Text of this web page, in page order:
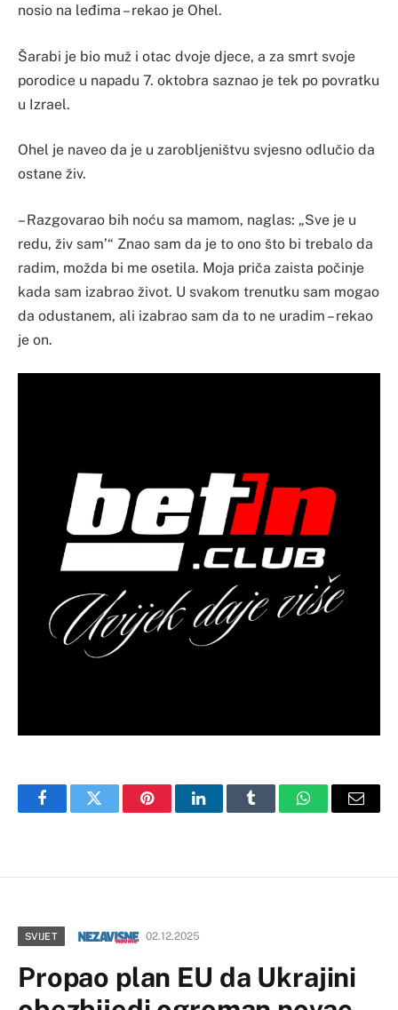
nosio na leđima – rekao je Ohel.
Šarabi je bio muž i otac dvoje djece, a za smrt svoje
porodice u napadu 7. oktobra saznao je tek po povratku
u Izrael.
Ohel je naveo da je u zarobljeništvu svjesno odlučio da
ostane živ.
– Razgovarao bih noću sa mamom, naglas: „Sve je u
redu, živ sam’“ Znao sam da je to ono što bi trebalo da
radim, možda bi me osetila. Moja priča zaista počinje
kada sam izabrao život. U svakom trenutku sam mogao
da odustanem, ali izabrao sam da to ne uradim – rekao
je on.
FacebookTwitter PinterestLinkedInTumblr WhatsAppEmail
SVIJET 02.12.2025
Propao plan EU da Ukrajini